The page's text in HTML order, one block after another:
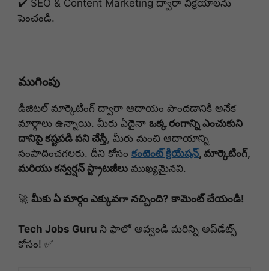
✔️ SEO & Content Marketing ద్వారా విక్రయాలను
పెంచండి.
ముగింపు
డిజిటల్ మార్కెటింగ్ ద్వారా ఆదాయం పొందడానికి అనేక
మార్గాలు ఉన్నాయి. మీరు ఏదైనా ఒక్క రంగాన్ని ఎంచుకుని
దానిపై కష్టపడి పని చేస్తే, మీరు మంచి ఆదాయాన్ని
సంపాదించగలరు. దీని కోసం కంటెంట్ క్రియేషన్, మార్కెటింగ్,
మరియు కన్వర్షన్ స్ట్రాటజీలు ముఖ్యమైనవి.
🚀 మీకు ఏ మార్గం ఎక్కువగా నచ్చింది? కామెంట్ చేయండి!
Tech Jobs Guru ని ఫాలో అవ్వండి మరిన్ని అప్‌డేట్స్
కోసం! ✅